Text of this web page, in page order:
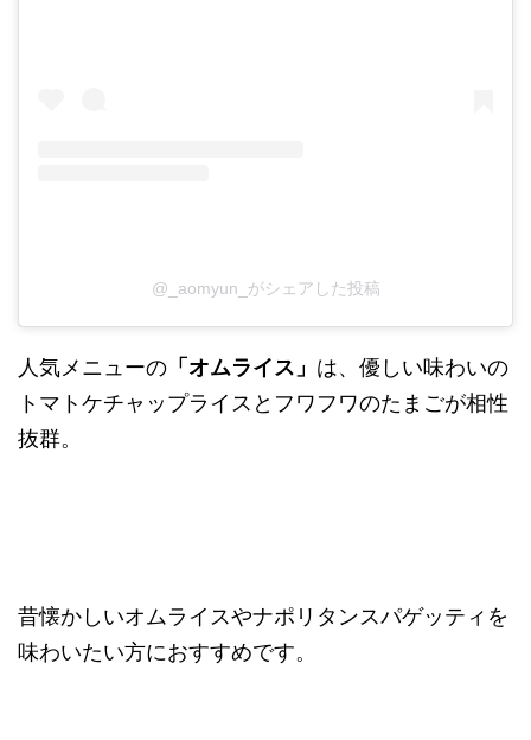
@_aomyun_がシェアした投稿
人気メニューの 「オムライス」 は、優しい味わいの
トマトケチャップライスとフワフワのたまごが相性
抜群。
昔懐かしいオムライスやナポリタンスパゲッティを
味わいたい方におすすめです。